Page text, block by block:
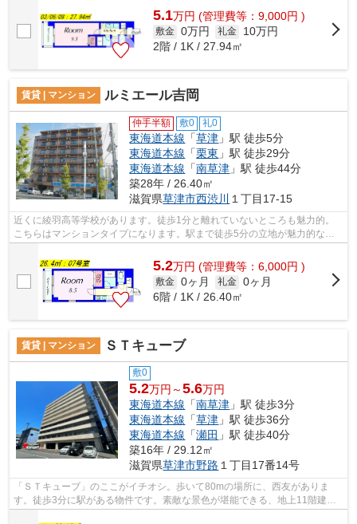
5.1万円 (管理費等：9,000円 )
敷金 0万円 礼金
10万円
2階 / 1K / 27.94㎡
賃貸 | マンション ルミエール吉岡
仲手半額 敷0 礼0
東海道本線 「草津 」駅 徒歩5分
東海道本線 「栗東 」駅 徒歩29分
東海道本線 「南草津 」駅 徒歩44分
築28年 / 26.40㎡
滋賀県草津市西渋川 １丁目17-15
近くに綾羽高等学校があります。徒歩1分と離れていないところも魅力的。
こちらはマンションタイプになります。駅まで徒歩5分の立地が魅力的な、
利便性の高い物件です。エレベーターが...
5.2万円 (管理費等：6,000円 )
敷金 0ヶ月 礼金 0ヶ月
6階 / 1K / 26.40㎡
賃貸 | マンション ＳＴキューブ
敷0
5.2万円～5.6万円
東海道本線 「南草津 」駅 徒歩3分
東海道本線 「草津 」駅 徒歩36分
東海道本線 「瀬田 」駅 徒歩40分
築16年 / 29.12㎡
滋賀県草津市野路 １丁目17番14号
「ＳＴキューブ」のここがイチオシ。歩いて80mの場所に、西友がありま
す。徒歩3分に駅がある物件です。素敵な景色が堪能できる、地上11階建て